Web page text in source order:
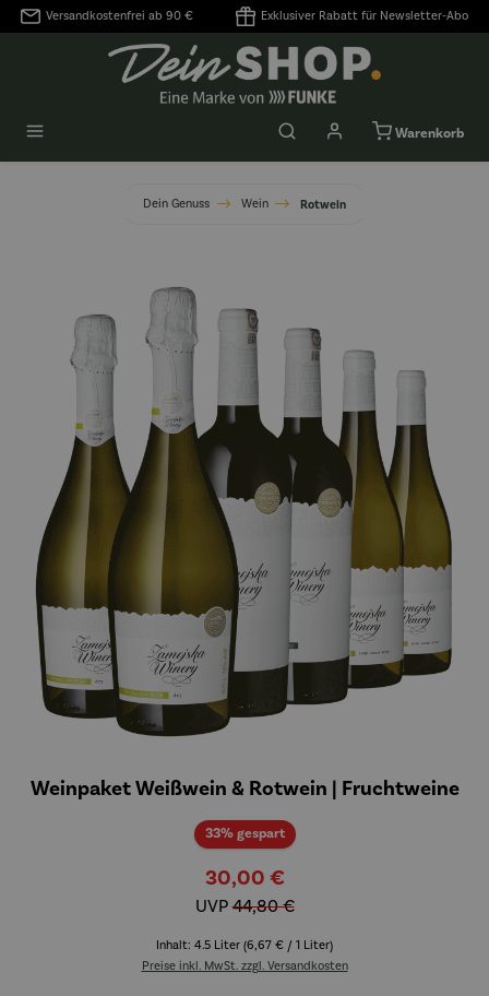
springen
Versandkostenfrei ab 90 € Exklusiver Rabatt für Newsletter-Abo
Warenkorb
Dein Genuss Wein Rotwein
Weinpaket Weißwein & Rotwein | Fruchtweine
33% gespartRabatt
30,00 €
UVP44,80 €
Inhalt: 4.5 Liter (6,67 € / 1 Liter)
Preise inkl. MwSt. zzgl. Versandkosten